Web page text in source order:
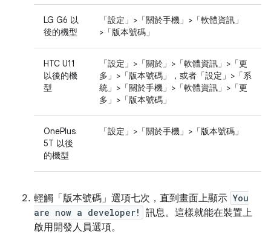
LG G6 以
後的機型
「設定」 >「關於手機」 >「軟體資訊」
>「版本號碼」
HTC U11
以後的機
型
「設定」 >「關於」 >「軟體資訊」 >「更
多」 >「版本號碼」 ，或者 「設定」 >「系
統」 >「關於手機」 >「軟體資訊」 >「更
多」 >「版本號碼」
OnePlus
5T 以後
的機型
「設定」>「關於手機」>「版本號碼」
輕觸「版本號碼」 選項七次，直到畫面上顯示 You
are now a developer!
訊息。這樣就能在裝置上
啟用開發人員選項。